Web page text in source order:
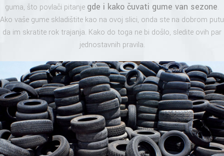
guma, što povlači pitanje gde i kako čuvati gume van sezone.
Ako vaše gume skladištite kao na ovoj slici, onda ste na dobrom putu
da im skratite rok trajanja. Kako do toga ne bi došlo, sledite ovih par
jednostavnih pravila.